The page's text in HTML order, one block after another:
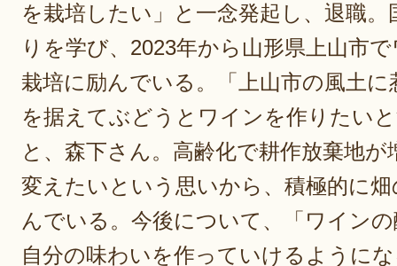
を栽培したい」と一念発起し、退職
りを学び、2023年から山形県上山市
栽培に励んでいる。「上山市の風土
を据えてぶどうとワインを作りたい
と、森下さん。高齢化で耕作放棄地
変えたいという思いから、積極的に
んでいる。今後について、「ワイン
自分の味わいを作っていけるように